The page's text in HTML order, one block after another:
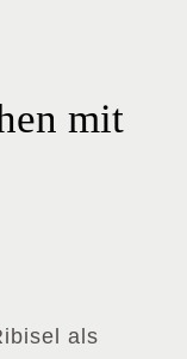
mit
als